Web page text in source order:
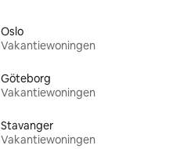
Oslo
Vakantiewoningen
Göteborg
Vakantiewoningen
Stavanger
Vakantiewoningen